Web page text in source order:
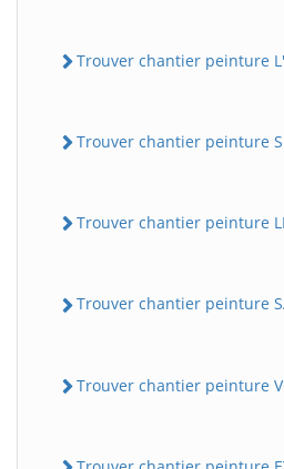
Trouver chantier peinture
Trouver chantier peinture
Trouver chantier peinture
Trouver chantier peinture
Trouver chantier peinture